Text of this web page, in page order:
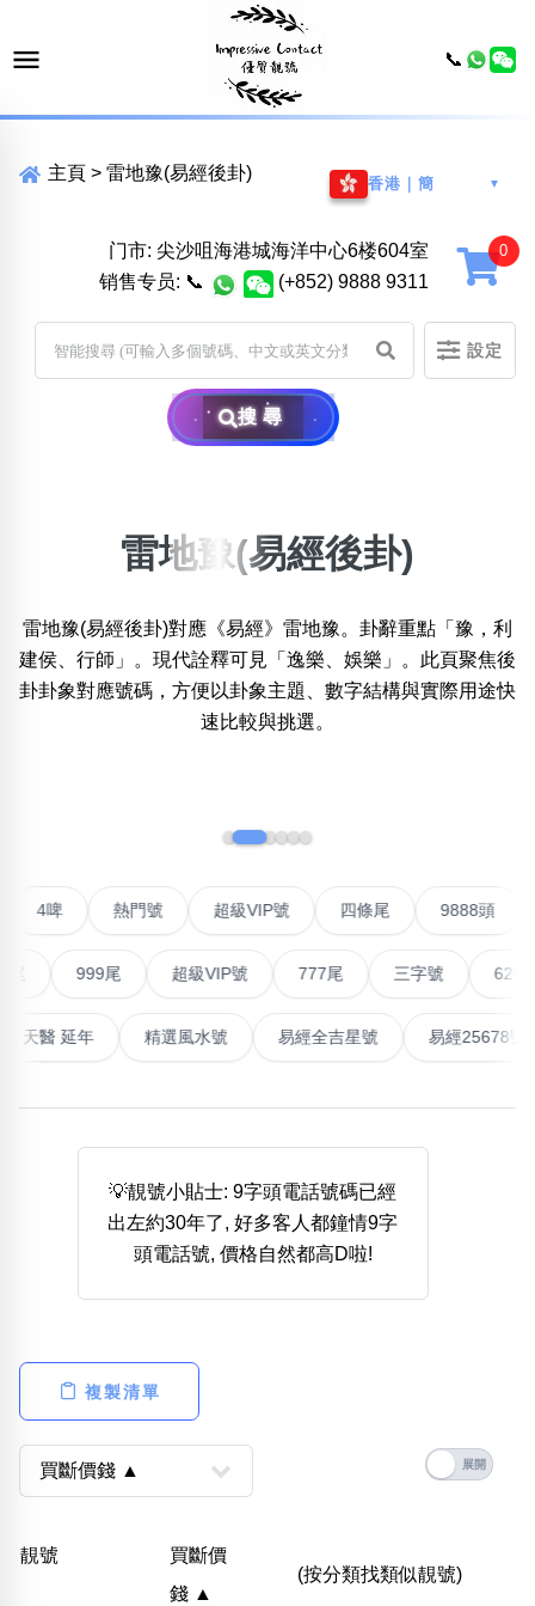
主頁 > 雷地豫(易經後卦)
香港｜簡 ▼
门市: 尖沙咀海港城海洋中心6楼604室
销售专员: 📞 (+852) 9888 9311
設定
搜尋
位置:
二 四 五 六 七 八
無0 無2無3無4無5 無7 無8 無9
熱門分類
888尾
999尾 777尾 9字頭 6字頭
無4字
全大數字
5萬以上 生天延 全吉星(全號)
清除全部分類
高級分類 i
幸運號分類
五行
雷地豫(易經後卦)
雷地豫(易經後卦)對應《易經》雷地豫。卦辭重點「豫，利
建侯、行師」。現代詮釋可見「逸樂、娛樂」。此頁聚焦後
卦卦象對應號碼，方便以卦象主題、數字結構與實際用途快
速比較與挑選。
熱門號 超級VIP號 四條尾 9888
超級VIP號 777尾 三字號 6288頭
能量生氣 天醫 延年 精選風水號 易經全吉星號 易經
💡靚號小貼士: 9字頭電話號碼已經
出左約30年了, 好多客人都鐘情9字
頭電話號, 價格自然都高D啦!
複製清單
靚號
買斷價
錢 ▲
(按分類找類似靚號)
📞